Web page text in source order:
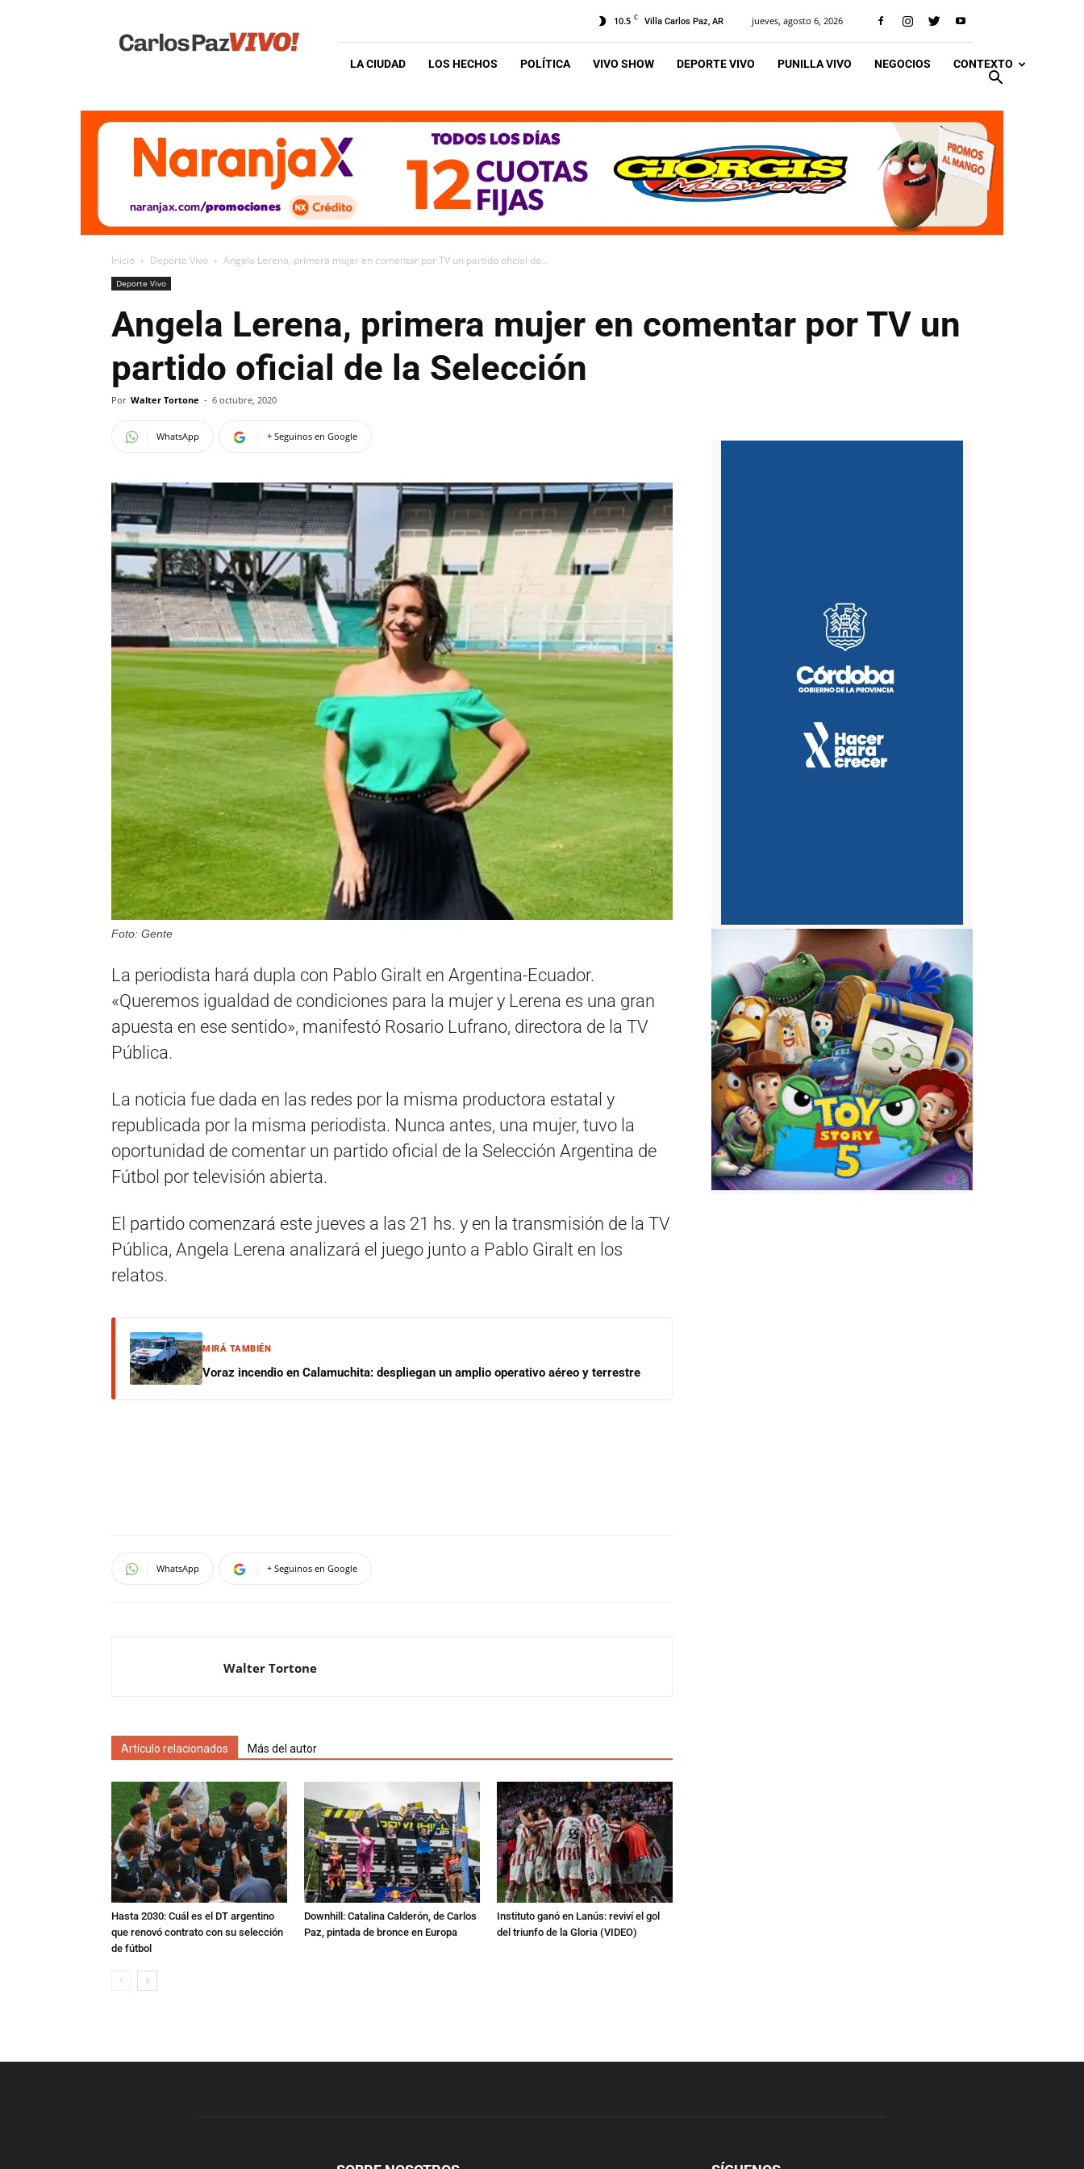
Vivo
10.5 C Villa Carlos Paz, AR jueves, agosto 6, 2026
LA CIUDAD LOS HECHOS POLÍTICA VIVO SHOW DEPORTE VIVO PUNILLA VIVO NEGOCIOS CONTEXTO
Inicio Deporte Vivo Angela Lerena, primera mujer en comentar por TV un partido oficial de...
Deporte Vivo
Angela Lerena, primera mujer en comentar por TV un
partido oficial de la Selección
Por Walter Tortone - 6 octubre, 2020
WhatsApp + Seguinos en Google
Foto: Gente
La periodista hará dupla con Pablo Giralt en Argentina-Ecuador.
«Queremos igualdad de condiciones para la mujer y Lerena es una gran
apuesta en ese sentido», manifestó Rosario Lufrano, directora de la TV
Pública.
La noticia fue dada en las redes por la misma productora estatal y
republicada por la misma periodista. Nunca antes, una mujer, tuvo la
oportunidad de comentar un partido oficial de la Selección Argentina de
Fútbol por televisión abierta.
El partido comenzará este jueves a las 21 hs. y en la transmisión de la TV
Pública, Angela Lerena analizará el juego junto a Pablo Giralt en los
relatos.
MIRÁ TAMBIÉN
Voraz incendio en Calamuchita: despliegan un amplio operativo aéreo y terrestre
WhatsApp + Seguinos en Google
Walter Tortone
Artículo relacionados Más del autor
Hasta 2030: Cuál es el DT argentino
que renovó contrato con su selección
de fútbol
Downhill: Catalina Calderón, de Carlos
Paz, pintada de bronce en Europa
Instituto ganó en Lanús: reviví el gol
del triunfo de la Gloria (VIDEO)